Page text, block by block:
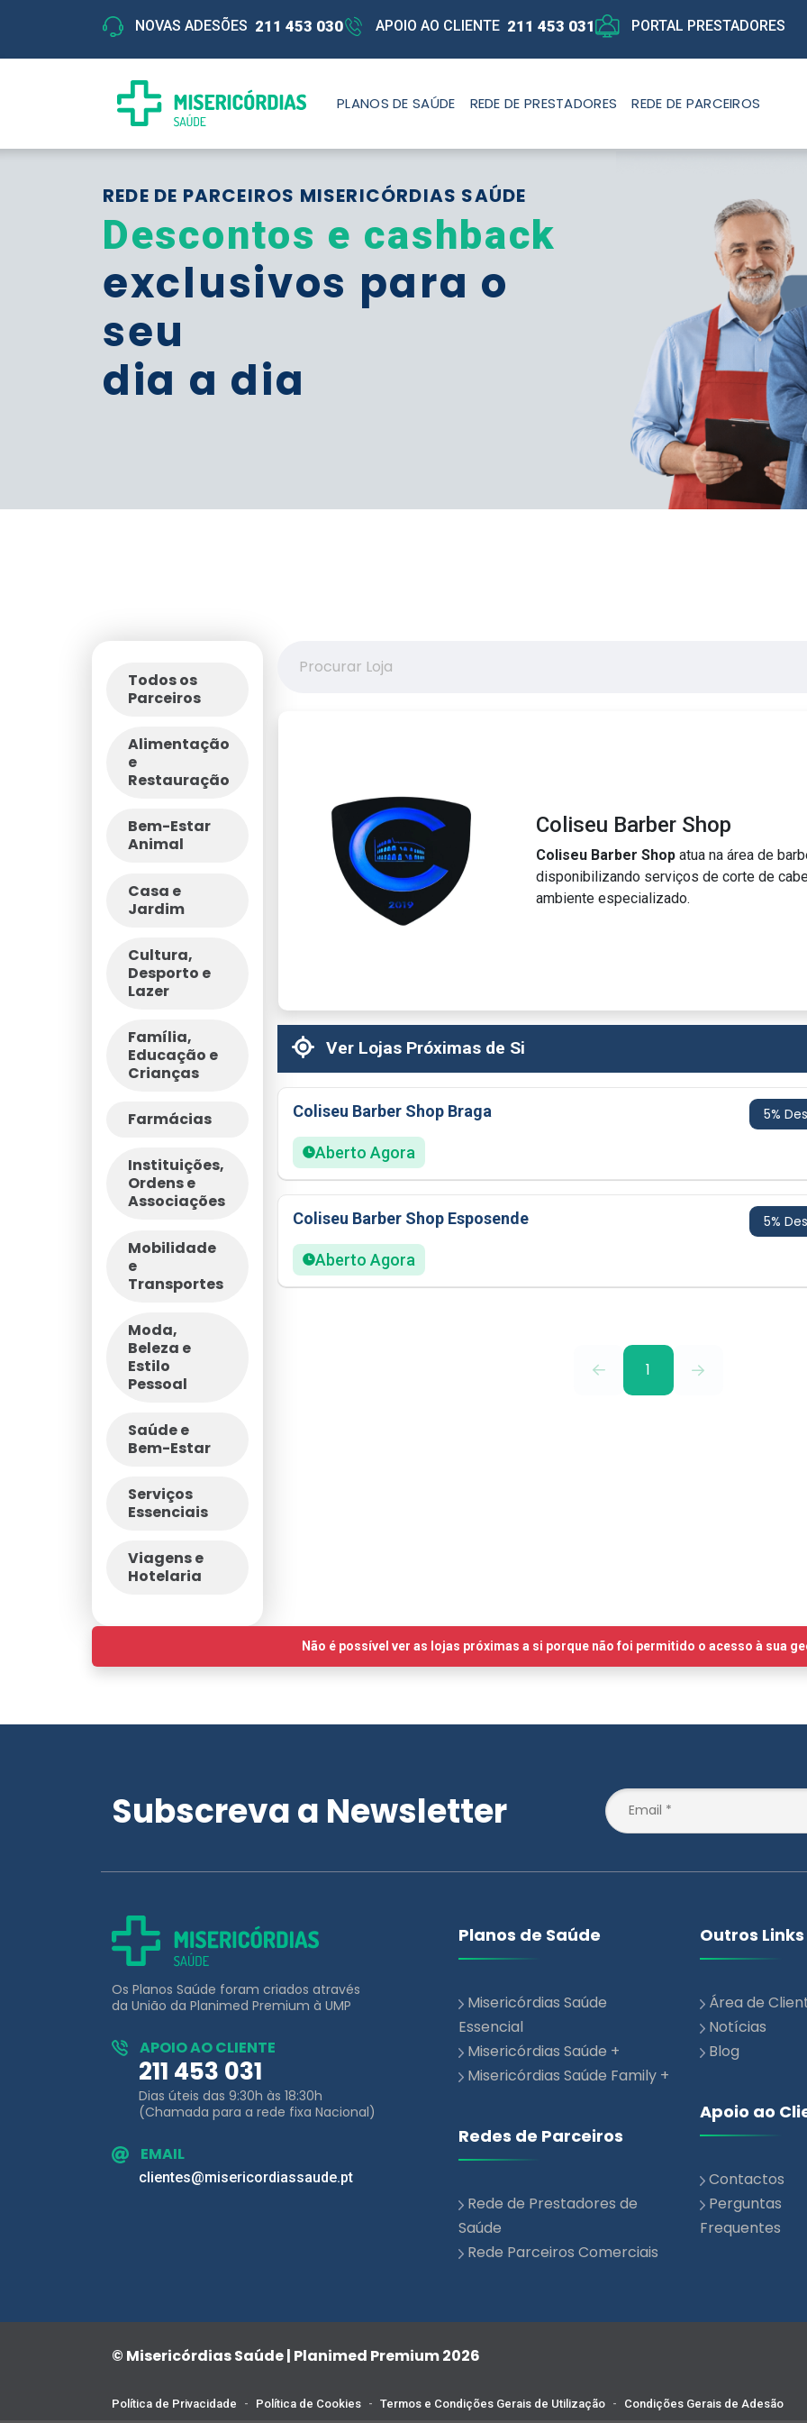
NOVAS ADESÕES 211 453 030 APOIO AO CLIENTE 211 453 031 PORTAL PRESTADORES
PLANOS DE SAÚDE REDE DE PRESTADORES REDE DE PARCEIROS
REDE DE PARCEIROS MISERICÓRDIAS SAÚDE
Descontos e cashback
exclusivos para o
seu
dia a dia
Todos os
Parceiros
Alimentação
e
Restauração
Bem-Estar
Animal
Casa e
Jardim
Cultura,
Desporto e
Lazer
Família,
Educação e
Crianças
Farmácias
Instituições,
Ordens e
Associações
Mobilidade
e
Transportes
Moda,
Beleza e
Estilo
Pessoal
Saúde e
Bem-Estar
Serviços
Essenciais
Viagens e
Hotelaria
Coliseu Barber Shop
Coliseu Barber Shop atua na área de
disponibilizando serviços de corte de
ambiente especializado.
Ver Lojas Próximas de Si
Coliseu Barber Shop Braga 5%
Aberto Agora
Coliseu Barber Shop Esposende 5%
Aberto Agora
1
Os Planos Saúde foram criados através
da União da Planimed Premium à UMP
APOIO AO CLIENTE
211 453 031
Dias úteis das 9:30h às 18:30h
(Chamada para a rede fixa Nacional)
EMAIL
clientes@misericordiassaude.pt
Misericórdias Saúde
Misericórdias Saúde +
Misericórdias Saúde Family +
Redes de Parceiros
Rede de Prestadores de
Rede Parceiros Comerciais
Área de
Blog
Apoio ao
Contactos
Frequentes
Política de Privacidade Política de Cookies - Termos e Condições Gerais de Utilização